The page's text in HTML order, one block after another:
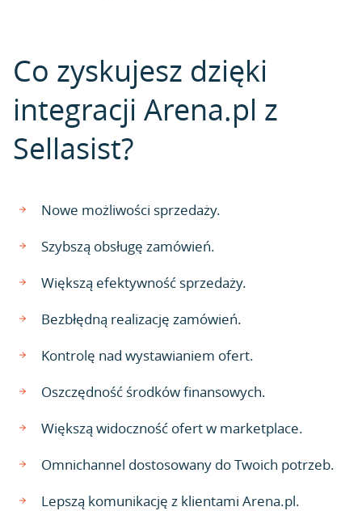
Co zyskujesz dzięki
integracji Arena.pl z
Sellasist?
Nowe możliwości sprzedaży.
Szybszą obsługę zamówień.
Większą efektywność sprzedaży.
Bezbłędną realizację zamówień.
Kontrolę nad wystawianiem ofert.
Oszczędność środków finansowych.
Większą widoczność ofert w marketplace.
Omnichannel dostosowany do Twoich potrzeb.
Lepszą komunikację z klientami Arena.pl.